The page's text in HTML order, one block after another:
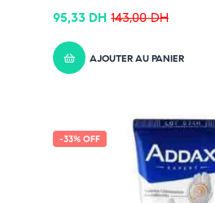
143,00DH
95,33 DH
AJOUTER AU PANIER
-33% OFF